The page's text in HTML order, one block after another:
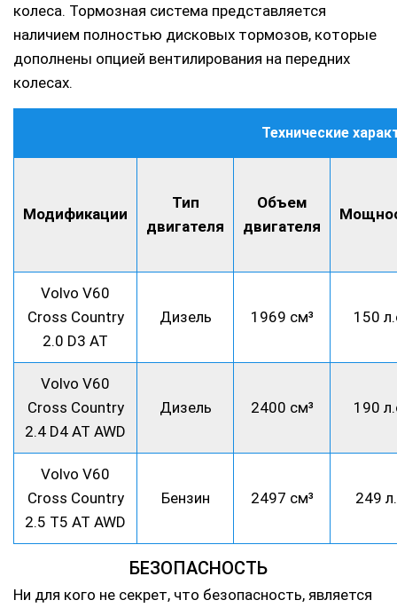
колеса. Тормозная система представляется
наличием полностью дисковых тормозов, которые
дополнены опцией вентилирования на передних
колесах.
Технические
Модификации
Тип
двигателя
Объем
двигателя
Volvo V60
Cross Country
2.0 D3 AT
Дизель 1969 см³ 150
Volvo V60
Cross Country
2.4 D4 AT AWD
Дизель 2400 см³ 190
Volvo V60
Cross Country
2.5 T5 AT AWD
Бензин 2497 см³ 249
БЕЗОПАСНОСТЬ
Ни для кого не секрет, что безопасность, является